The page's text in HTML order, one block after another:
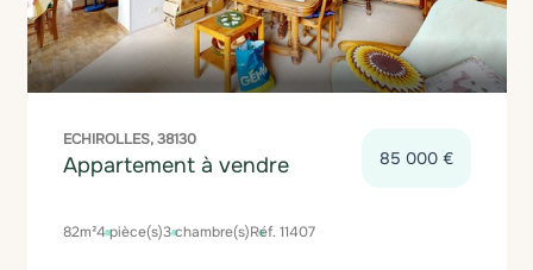
ECHIROLLES, 38130
Appartement à vendre 85 000 €
82m²4 pièce(s)3 chambre(s)Réf. 11407